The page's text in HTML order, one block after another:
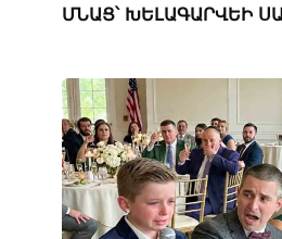
ՄՆԱՑ՝ ԽԵԼԱԳԱՐՎԵԻ